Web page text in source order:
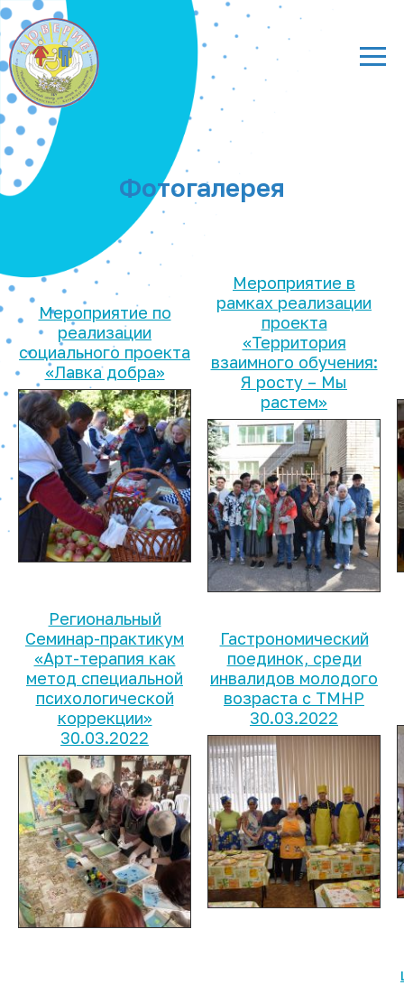
Фотогалерея
Мероприятие по
реализации
социального проекта
«Лавка добра»
Мероприятие в
рамках реализации
проекта
«Территория
взаимного обучения:
Я росту – Мы
растем»
Региональный
Семинар-практикум
«Арт-терапия как
метод специальной
психологической
коррекции»
30.03.2022
Гастрономический
поединок, среди
инвалидов молодого
возраста с ТМНР
30.03.2022